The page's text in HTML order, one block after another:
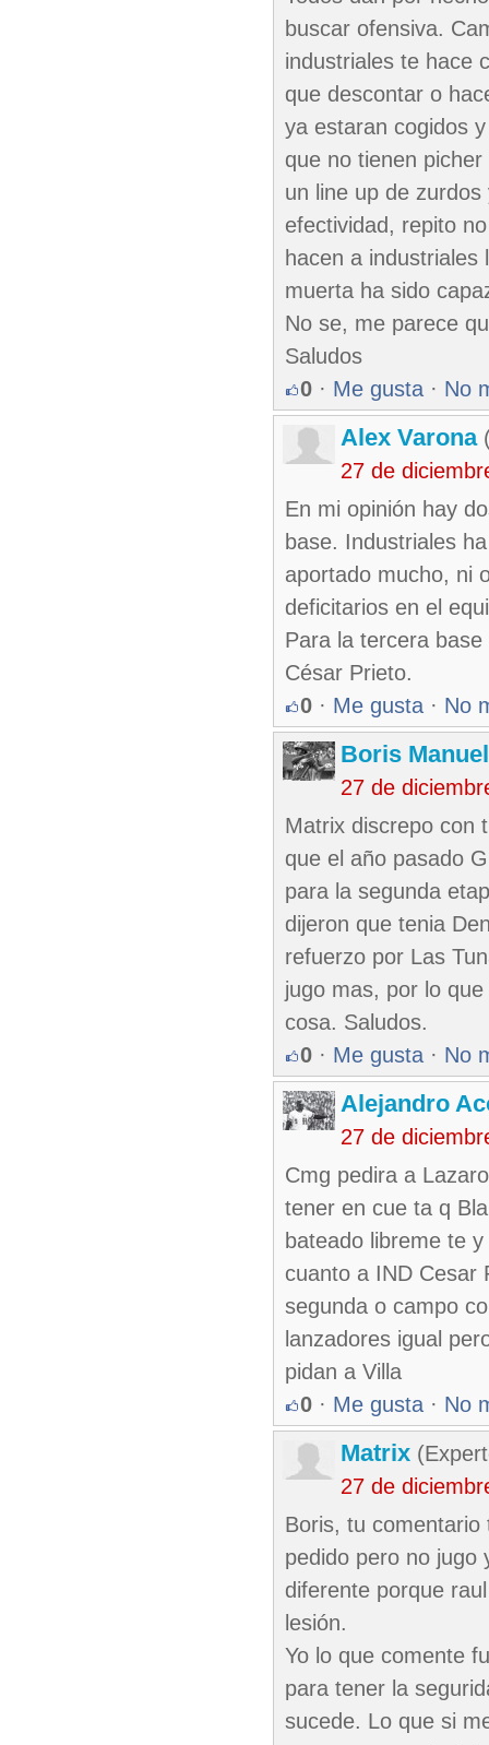
buscar ofensiva.
industriales te hace
que descontar o
ya estaran cogidos
que no tienen
un line up de
efectividad, repito
hacen a
muerta ha sido
No se, me parece
Saludos
0 · Me gusta · No
Alex Varona
27 de
En mi opinión hay
base. Industriales
aportado mucho, ni
deficitarios en el
Para la tercera
César Prieto.
0 · Me gusta · No
Boris
27 de
Matrix discrepo con
que el año pasado
para la segunda
dijeron que tenia
refuerzo por Las
jugo mas, por lo
cosa. Saludos.
0 · Me gusta · No
Alejandro
27 de
Cmg pedira a
tener en cue ta q
bateado libreme te
cuanto a IND Cesar
segunda o campo
lanzadores igual
pidan a Villa
0 · Me gusta · No
Matrix
27 de
Boris, tu
pedido pero no jugo
diferente porque
lesión.
Yo lo que comente
para tener la
sucede. Lo que si